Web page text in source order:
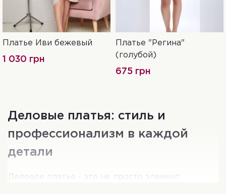
S
Платье Иви бежевый
1 030 грн
44-46 46-48
Платье "Регина"
(голубой)
675 грн
Деловые платья: стиль и
профессионализм в каждой
детали
Деловое платье - это не просто элемент